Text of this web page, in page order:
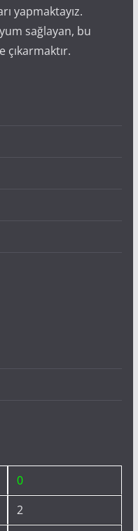
yapmaktayız.
sağlayan, bu
çıkarmaktır.
0
2